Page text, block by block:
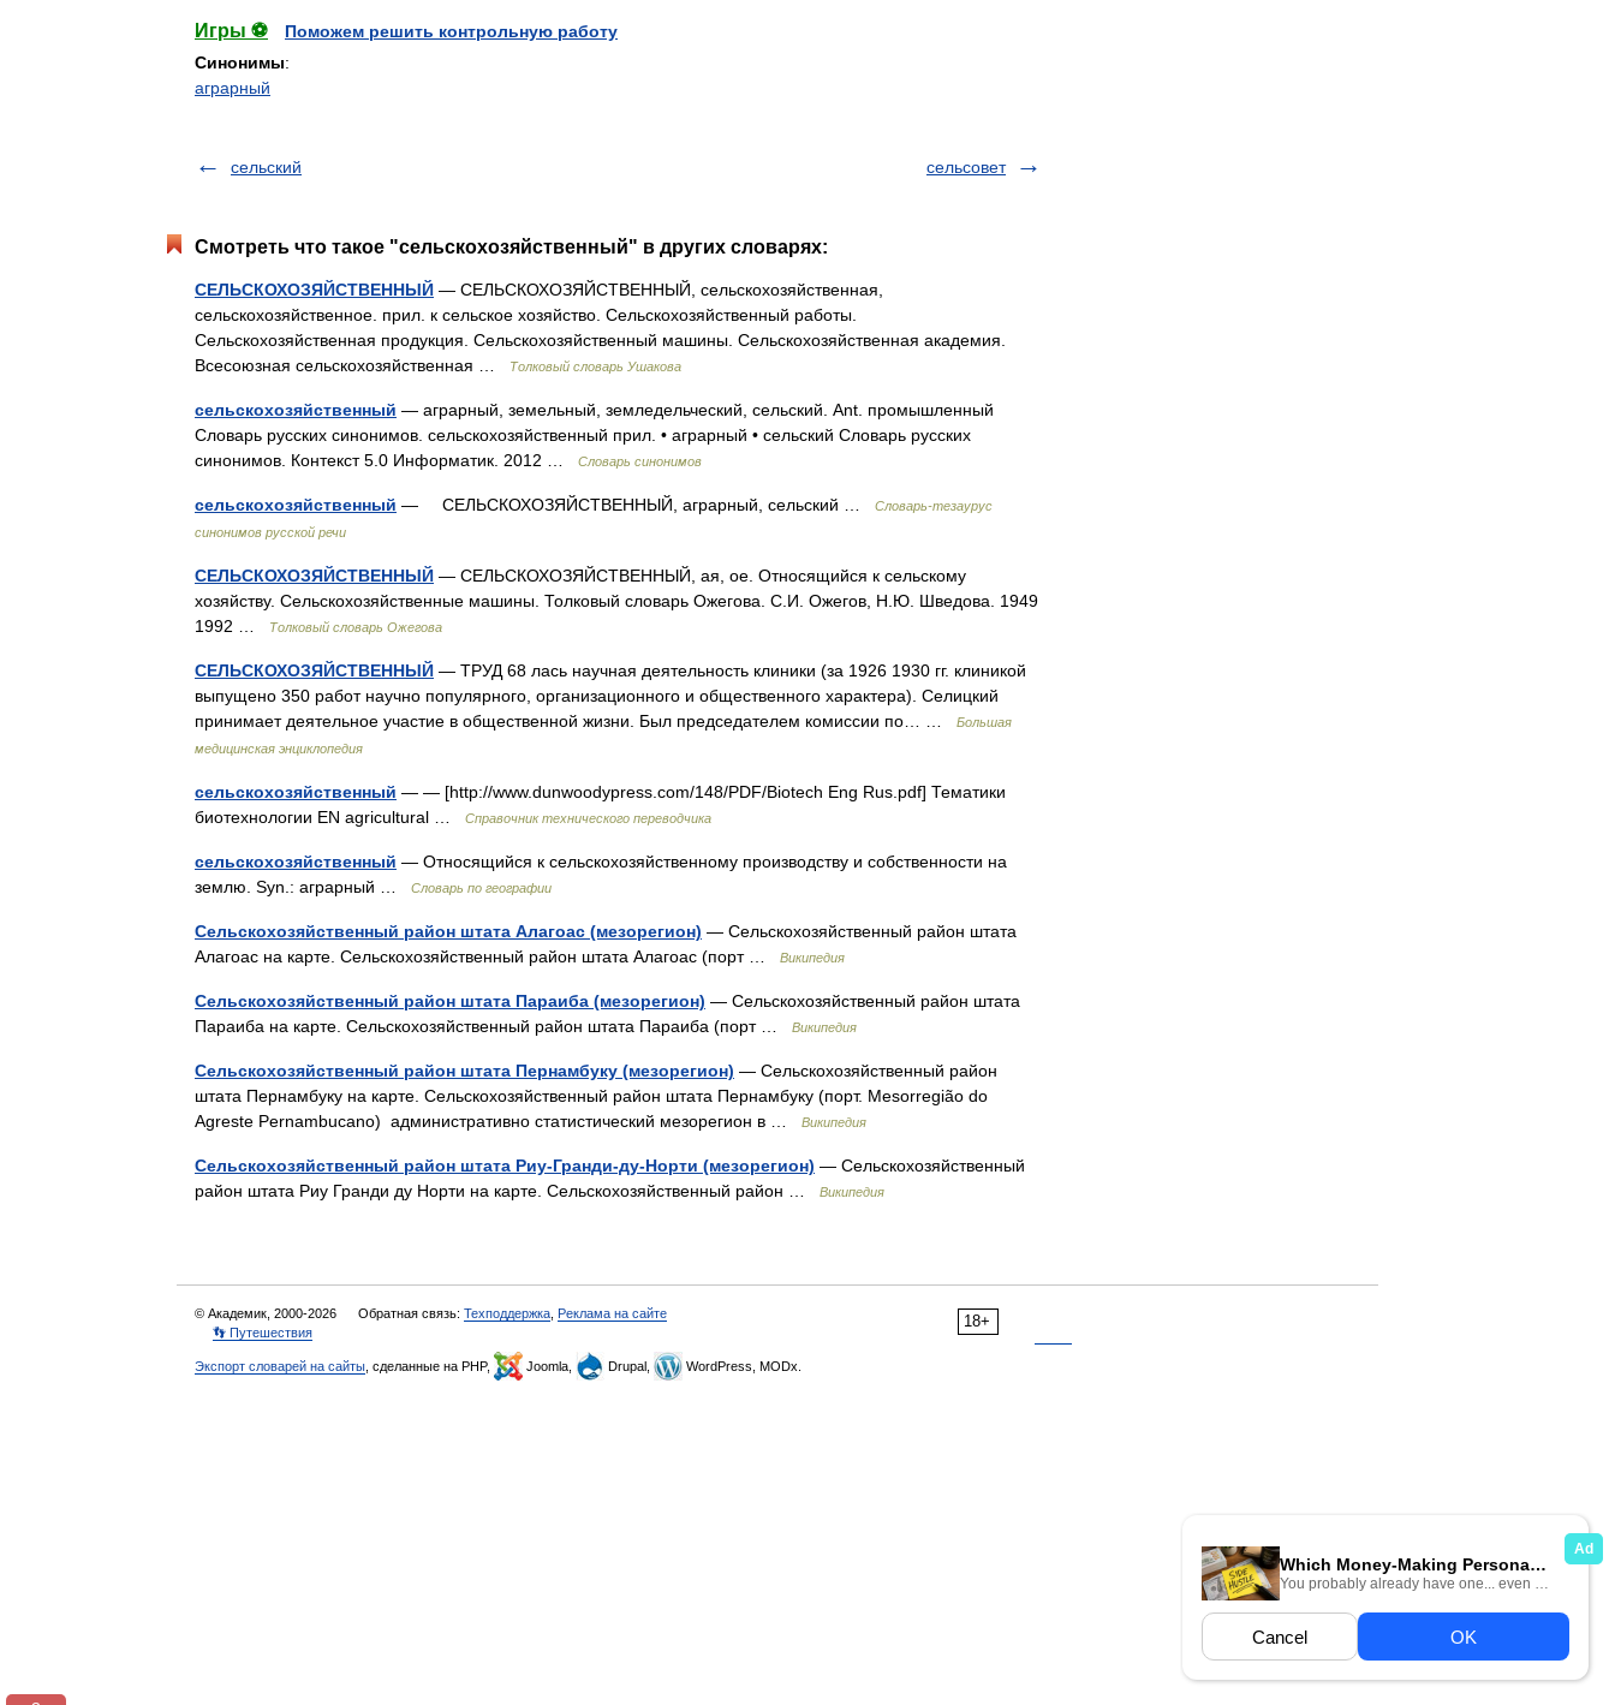
Игры ⚽
Поможем решить контрольную работу
Синонимы:
аграрный
сельский сельсовет
Смотреть что такое "сельскохозяйственный" в других словарях:
СЕЛЬСКОХОЗЯЙСТВЕННЫЙ — СЕЛЬСКОХОЗЯЙСТВЕННЫЙ, сельскохозяйственная,
сельскохозяйственное. прил. к сельское хозяйство. Сельскохозяйственный работы.
Сельскохозяйственная продукция. Сельскохозяйственный машины. Сельскохозяйственная академия.
Всесоюзная сельскохозяйственная …
Толковый словарь Ушакова
сельскохозяйственный — аграрный, земельный, земледельческий, сельский. Ant. промышленный
Словарь русских синонимов. сельскохозяйственный прил. • аграрный • сельский Словарь русских
синонимов. Контекст 5.0 Информатик. 2012 …
Словарь синонимов
сельскохозяйственный — СЕЛЬСКОХОЗЯЙСТВЕННЫЙ, аграрный, сельский …
Словарь-тезаурус
синонимов русской речи
СЕЛЬСКОХОЗЯЙСТВЕННЫЙ — СЕЛЬСКОХОЗЯЙСТВЕННЫЙ, ая, ое. Относящийся к сельскому
хозяйству. Сельскохозяйственные машины. Толковый словарь Ожегова. С.И. Ожегов, Н.Ю. Шведова. 1949
1992 …
Толковый словарь Ожегова
СЕЛЬСКОХОЗЯЙСТВЕННЫЙ — ТРУД 68 лась научная деятельность клиники (за 1926 1930 гг. клиникой
выпущено 350 работ научно популярного, организационного и общественного характера). Селицкий
принимает деятельное участие в общественной жизни. Был председателем комиссии по… …
Большая
медицинская энциклопедия
сельскохозяйственный — — [http://www.dunwoodypress.com/148/PDF/Biotech Eng Rus.pdf] Тематики
биотехнологии EN agricultural …
Справочник технического переводчика
сельскохозяйственный — Относящийся к сельскохозяйственному производству и собственности на
землю. Syn.: аграрный …
Словарь по географии
Сельскохозяйственный район штата Алагоас (мезорегион) — Сельскохозяйственный район штата
Алагоас на карте. Сельскохозяйственный район штата Алагоас (порт …
Википедия
Сельскохозяйственный район штата Параиба (мезорегион) — Сельскохозяйственный район штата
Параиба на карте. Сельскохозяйственный район штата Параиба (порт …
Википедия
Сельскохозяйственный район штата Пернамбуку (мезорегион) — Сельскохозяйственный район
штата Пернамбуку на карте. Сельскохозяйственный район штата Пернамбуку (порт. Mesorregião do
Agreste Pernambucano) административно статистический мезорегион в …
Википедия
Сельскохозяйственный район штата Риу-Гранди-ду-Норти (мезорегион) — Сельскохозяйственный
район штата Риу Гранди ду Норти на карте. Сельскохозяйственный район …
Википедия
18+
© Академик, 2000-2026 Обратная связь: Техподдержка Реклама на сайте
👣 Путешествия
Экспорт словарей на сайты , сделанные на PHP, Joomla, Drupal, WordPress, MODx.